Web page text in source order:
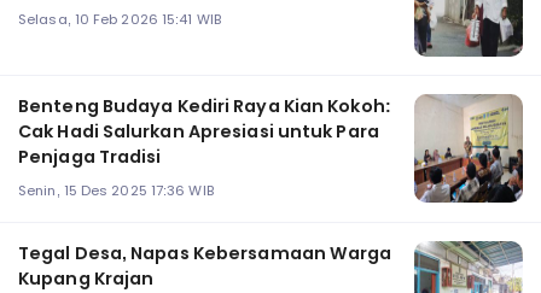
Selasa, 10 Feb 2026 15:41 WIB
Benteng Budaya Kediri Raya Kian Kokoh:
Cak Hadi Salurkan Apresiasi untuk Para
Penjaga Tradisi
Senin, 15 Des 2025 17:36 WIB
Tegal Desa, Napas Kebersamaan Warga
Kupang Krajan